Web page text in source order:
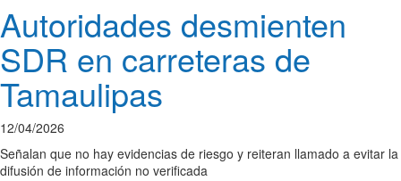
Autoridades desmienten
SDR en carreteras de
Tamaulipas
12/04/2026
Señalan que no hay evidencias de riesgo y reiteran llamado a evitar la
difusión de información no verificada